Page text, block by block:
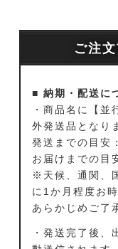
ご注
■ 納期・配送に
・商品名に【並
外発送品となり
発送までの目安
お届けまでの目
※天候、通関、
に1か月程度お
あらかじめご了
・発送完了後、